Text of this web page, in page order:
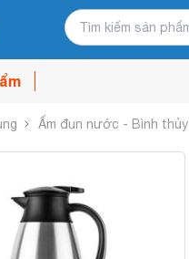
Ấm đun nước - Bình thủy